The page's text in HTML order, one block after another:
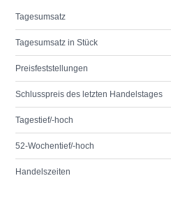
Tagesumsatz
Tagesumsatz in Stück
Preisfeststellungen
Schlusspreis des letzten Handelstages
Tagestief/-hoch
52-Wochentief/-hoch
Handelszeiten